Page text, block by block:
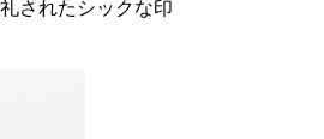
されたシックな印